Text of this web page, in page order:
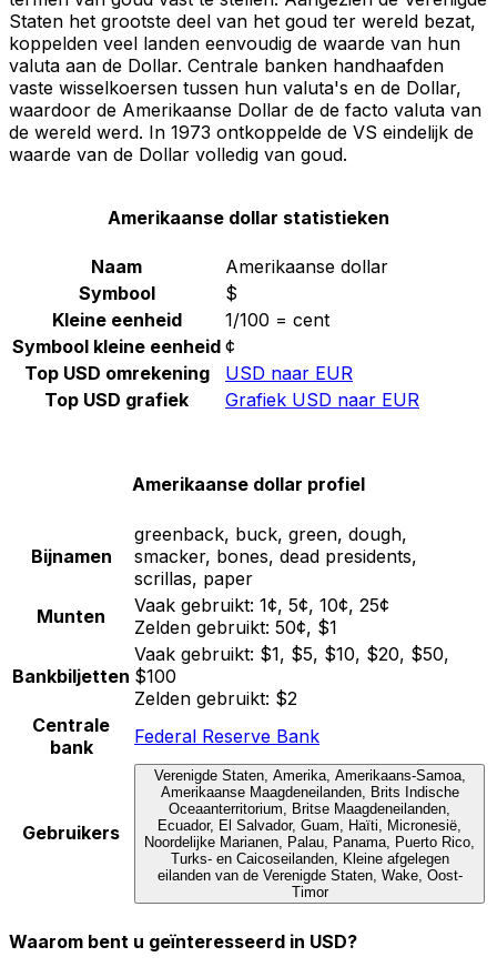
Staten het grootste deel van het goud ter wereld bezat,
koppelden veel landen eenvoudig de waarde van hun
valuta aan de Dollar. Centrale banken handhaafden
vaste wisselkoersen tussen hun valuta's en de Dollar,
waardoor de Amerikaanse Dollar de de facto valuta van
de wereld werd. In 1973 ontkoppelde de VS eindelijk de
waarde van de Dollar volledig van goud.
Amerikaanse dollar statistieken
Naam
Amerikaanse dollar
Symbool
$
Kleine eenheid
1/100 = cent
Symbool kleine eenheid ¢
Top USD omrekening
USD naar EUR
Top USD grafiek
Grafiek USD naar EUR
Amerikaanse dollar profiel
Bijnamen
greenback, buck, green, dough,
smacker, bones, dead presidents,
scrillas, paper
Munten
Vaak gebruikt: 1¢, 5¢, 10¢, 25¢
Zelden gebruikt: 50¢, $1
Bankbiljetten
Vaak gebruikt: $1, $5, $10, $20, $50,
$100
Zelden gebruikt: $2
Centrale
bank
Federal Reserve Bank
Gebruikers
Verenigde Staten, Amerika, Amerikaans-Samoa,
Amerikaanse Maagdeneilanden, Brits Indische
Oceaanterritorium, Britse Maagdeneilanden,
Ecuador, El Salvador, Guam, Haïti, Micronesië,
Noordelijke Marianen, Palau, Panama, Puerto Rico,
Turks- en Caicoseilanden, Kleine afgelegen
eilanden van de Verenigde Staten, Wake, Oost-
Timor
Waarom bent u geïnteresseerd in USD?